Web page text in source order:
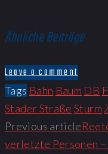
Ähnliche Beiträge
Leave a comment
Tags Bahn Baum DB
Stader Straße Sturm
Previous article
verletzte Personen